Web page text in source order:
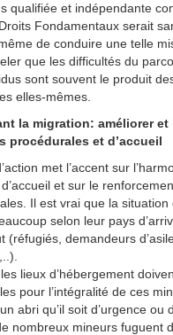
qualifiée et indépendante
Fondamentaux serait
de conduire une telle
que les difficultés du
sont souvent le produit
elles-mêmes.
la migration: améliorer et
procédurales et d’accueil
met l’accent sur
et sur le
Il est vrai que la
selon leur pays
(réfugiés, demandeurs
les lieux d’hébergement
pour l’intégralité de ces
abri qu’il soit d’urgence
nombreux mineurs fuguent